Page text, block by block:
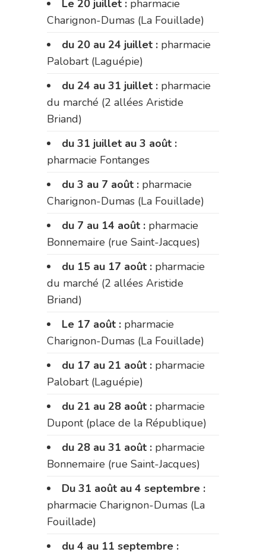
Le 20 juillet : pharmacie
Charignon-Dumas (La Fouillade)
du 20 au 24 juillet : pharmacie
Palobart (Laguépie)
du 24 au 31 juillet : pharmacie
du marché (2 allées Aristide
Briand)
du 31 juillet au 3 août :
pharmacie Fontanges
du 3 au 7 août : pharmacie
Charignon-Dumas (La Fouillade)
du 7 au 14 août : pharmacie
Bonnemaire (rue Saint-Jacques)
du 15 au 17 août : pharmacie
du marché (2 allées Aristide
Briand)
Le 17 août : pharmacie
Charignon-Dumas (La Fouillade)
du 17 au 21 août : pharmacie
Palobart (Laguépie)
du 21 au 28 août : pharmacie
Dupont (place de la République)
du 28 au 31 août : pharmacie
Bonnemaire (rue Saint-Jacques)
Du 31 août au 4 septembre :
pharmacie Charignon-Dumas (La
Fouillade)
du 4 au 11 septembre :